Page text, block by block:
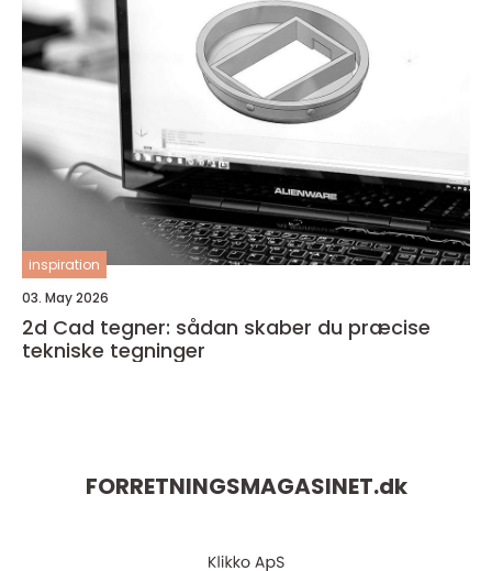
inspiration
03. May 2026
2d Cad tegner: sådan skaber du præcise
tekniske tegninger
FORRETNINGSMAGASINET.dk